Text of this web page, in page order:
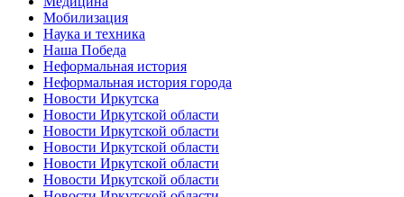
Мобилизация
Наука и техника
Наша Победа
Неформальная история
Неформальная история города
Новости Иркутска
Новости Иркутской области
Новости Иркутской области
Новости Иркутской области
Новости Иркутской области
Новости Иркутской области